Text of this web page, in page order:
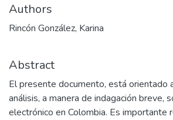
Authors
Rincón González, Karina
Abstract
El presente documento, está orientado
análisis, a manera de indagación breve,
electrónico en Colombia. Es importante